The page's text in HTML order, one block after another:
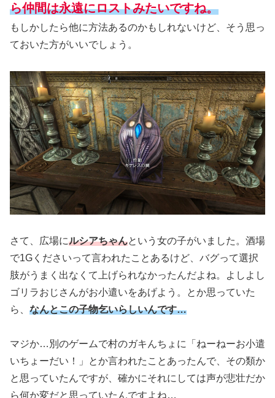
ら仲間は永遠にロストみたいですね。
もしかしたら他に方法あるのかもしれないけど、そう思っ
ておいた方がいいでしょう。
さて、広場にルシアちゃんという女の子がいました。酒場
で1Gくださいって言われたことあるけど、バグって選択
肢がうまく出なくて上げられなかったんだよね。よしよし
ゴリラおじさんがお小遣いをあげよう。とか思っていた
ら、 なんとこの子物乞いらしいんです…
マジか…別のゲームで村のガキんちょに「ねーねーお小遣
いちょーだい！」とか言われたことあったんで、その類か
と思っていたんですが、確かにそれにしては声が悲壮だか
ら何か変だと思っていたんですよね…